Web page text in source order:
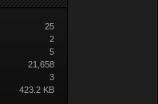
25
2
5
21,658
3
423.2 KB